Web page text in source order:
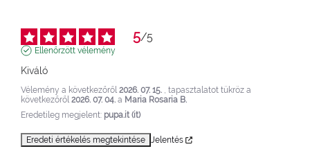
5/5
Ellenőrzött vélemény
Kiváló
Vélemény a következőről 2026. 07. 15. , tapasztalatot tükröz a
következőről 2026. 07. 04. a Maria Rosaria B.
Eredetileg megjelent: pupa.it (it)
Eredeti értékelés megtekintése Jelentés